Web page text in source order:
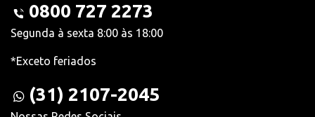
0800 727 2273
Segunda à sexta 8:00 às 18:00
*Exceto feriados
(31) 2107-2045